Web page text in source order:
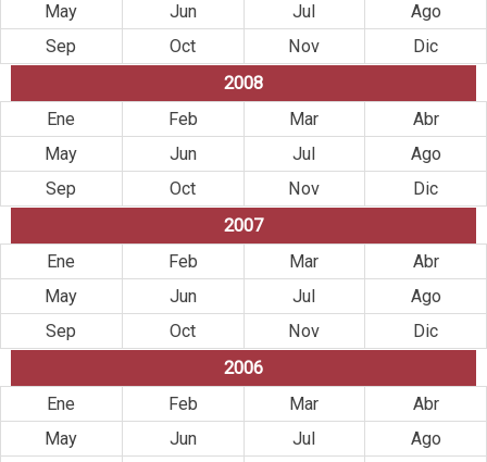
May
Jun Jul
Ago
Sep
Oct Nov
Dic
2008
Ene
Feb Mar
Abr
May
Jun Jul
Ago
Sep
Oct Nov
Dic
2007
Ene
Feb Mar
Abr
May
Jun Jul
Ago
Sep
Oct Nov
Dic
2006
Ene
Feb Mar
Abr
May
Jun Jul
Ago